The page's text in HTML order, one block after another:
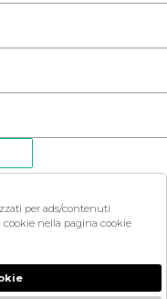
per ads/contenuti
cookie nella pagina cookie